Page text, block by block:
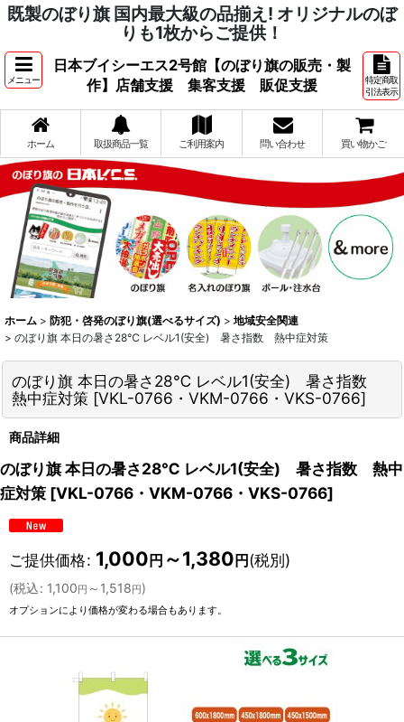
既製のぼり旗 国内最大級の品揃え! オリジナルのぼ
りも1枚からご提供！
メニュー
日本ブイシーエス2号館【のぼり旗の販売・製
作】店舗支援 集客支援 販促支援
特定商取
引法表示
ホーム 取扱商品一覧 ご利用案内 問い合わせ 買い物かご
ホーム > 防犯・啓発のぼり旗(選べるサイズ) > 地域安全関連
> のぼり旗 本日の暑さ28℃ レベル1(安全) 暑さ指数 熱中症対策
のぼり旗 本日の暑さ28℃ レベル1(安全) 暑さ指数
熱中症対策 [VKL-0766・VKM-0766・VKS-0766]
商品詳細
のぼり旗 本日の暑さ28℃ レベル1(安全) 暑さ指数 熱中
症対策 [VKL-0766・VKM-0766・VKS-0766]
ご提供価格: 1,000 円 ～1,380 円 (税別)
(税込: 1,100 円 ～1,518 円 )
オプションにより価格が変わる場合もあります。